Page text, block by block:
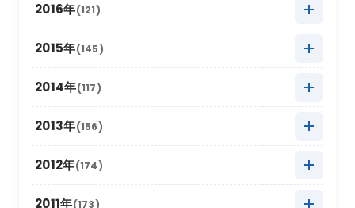
2025年2月 (6)
2024年3月
2024年2月 (5)
2023年5月 (21)
2023年4月
2023年3月
2023年2月 (8)
2022年6月 (2)
2022年5月 (11)
2022年4月
2022年3月
2022年2月 (6)
2021年7月 (9)
2021年6月 (6)
2021年5月 (9)
2021年4月
2021年3月
2021年2月 (7)
2020年7月 (8)
2020年6月 (4)
2020年5月 (8)
2020年4月
2020年3月
2019年9月 (12)
2019年7月 (16)
2019年6月 (4)
2019年5月 (20)
2019年4月
2018年10月
2018年9月 (16)
2018年7月 (11)
2018年6月 (6)
2018年5月 (16)
2017年12月 (7)
2017年11月
2017年10月
2017年9月 (6)
2017年7月 (11)
2016年(121)
2016年12月 (4)
2016年11月
2016年10月
2016年9月 (9)
2015年(145)
2015年12月 (4)
2015年11月
2015年10月
2015年9月 (15)
2014年(117)
2014年12月 (10)
2014年11月
2014年10月
2013年(156)
2013年12月 (8)
2013年11月
2012年(174)
2012年12月 (11)
2011年(173)